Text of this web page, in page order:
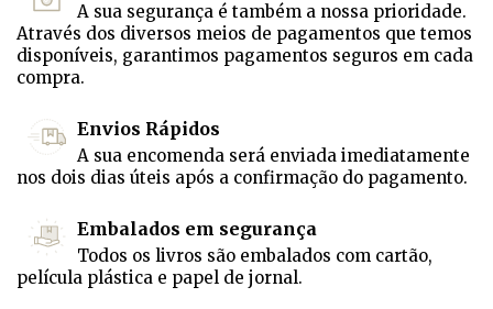
A sua segurança é também a nossa prioridade.
Através dos diversos meios de pagamentos que temos
disponíveis, garantimos pagamentos seguros em cada
compra.
Envios Rápidos
A sua encomenda será enviada imediatamente
nos dois dias úteis após a confirmação do pagamento.
Embalados em segurança
Todos os livros são embalados com cartão,
película plástica e papel de jornal.